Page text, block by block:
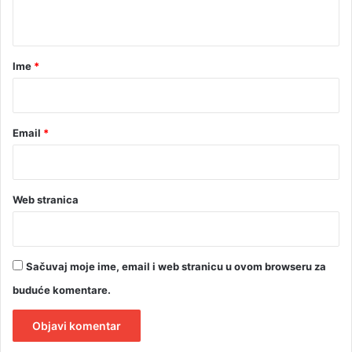
z
o
a
n
r
a
t
rIme *
Email *
Web stranica
Sačuvaj moje ime, email i web stranicu u ovom browseru za
buduće komentare.